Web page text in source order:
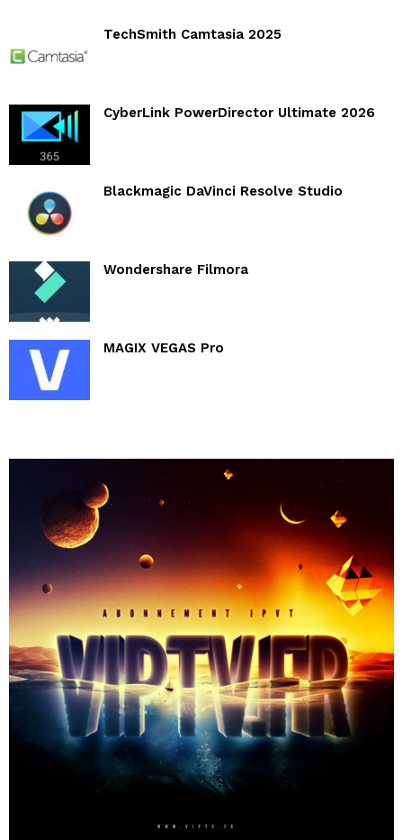
TechSmith Camtasia 2025
CyberLink PowerDirector Ultimate 2026
Blackmagic DaVinci Resolve Studio
Wondershare Filmora
MAGIX VEGAS Pro